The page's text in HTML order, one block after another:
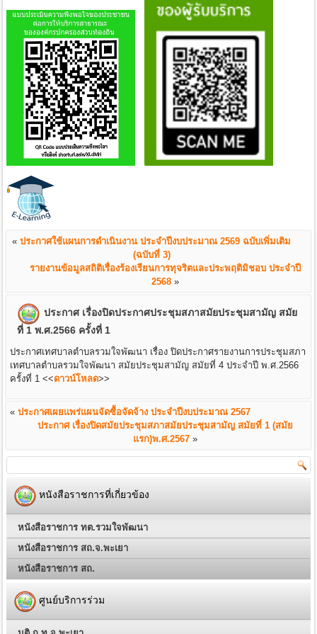
«ประกาศใช้แผนการดำเนินงาน ประจำปีงบประมาณ 2569 ฉบับเพิ่มเติม
(ฉบับที่ 3)
รายงานข้อมูลสถิติเรื่องร้องเรียนการทุจริตและประพฤติมิชอบ ประจำปี
2568 »
ประกาศ เรื่องปิดประกาศประชุมสภาสมัยประชุมสามัญ สมัย
ที่ 1 พ.ศ.2566 ครั้งที่ 1
ประกาศเทศบาลตำบลรวมใจพัฒนา เรื่อง ปิดประกาศรายงานการประชุมสภา
เทศบาลตำบลรวมใจพัฒนา สมัยประชุมสามัญ สมัยที่ 4 ประจำปี พ.ศ.2566
ครั้งที่ 1<<ดาวน์โหลด>>
«ประกาศเผยแพร่แผนจัดซื้อจัดจ้าง ประจำปีงบประมาณ 2567
ประกาศ เรื่องปิดสมัยประชุมสภาสมัยประชุมสามัญ สมัยที่ 1 (สมัย
แรก)พ.ศ.2567 »
หนังสือราชการที่เกี่ยวข้อง
หนังสือราชการ ทต.รวมใจพัฒนา
หนังสือราชการ สถ.จ.พะเยา
หนังสือราชการ สถ.
ศูนย์บริการร่วม